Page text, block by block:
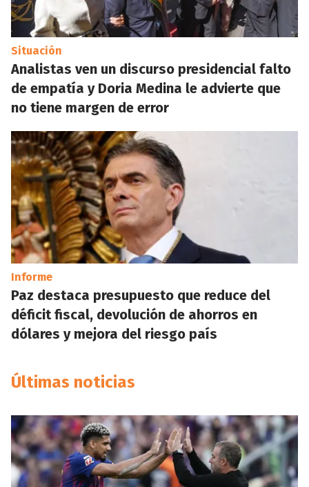
Situación
Analistas ven un discurso presidencial falto
de empatía y Doria Medina le advierte que
no tiene margen de error
Informe
Paz destaca presupuesto que reduce del
déficit fiscal, devolución de ahorros en
dólares y mejora del riesgo país
Últimas noticias